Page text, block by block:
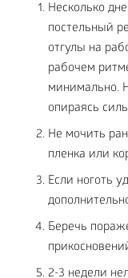
Несколько
постельный
отгулы на
рабочем
минимально.
опираясь
Не мочить
пленка или
Если ноготь
Беречь
2-3 недели